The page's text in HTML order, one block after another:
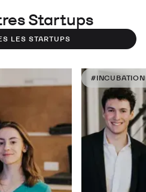
Startups
LES STARTUPS
#INCUBATION